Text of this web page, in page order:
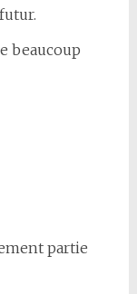
beaucoup
partie